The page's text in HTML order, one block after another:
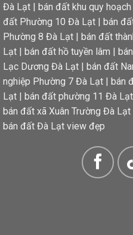
Đà Lạt | bán đất khu quy
đất Phường 10 Đà Lạt | bán
Phường 8 Đà Lạt | bán đất
Lạt | bán đất hồ tuyền lâm |
Lạc Dương Đà Lạt | bán đất
nghiệp Phường 7 Đà Lạt | bán
Lạt | bán đất phường 11 Đà Lạt
bán đất xã Xuân Trường Đà Lạt
bán đất Đà Lạt view đẹp